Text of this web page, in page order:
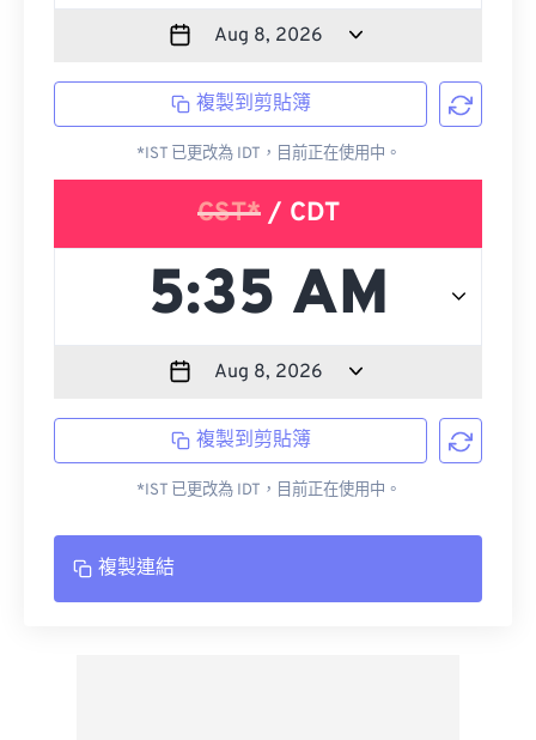
複製到剪貼簿
*IST 已更改為 IDT，目前正在使用中。
CST*/ CDT
複製到剪貼簿
*IST 已更改為 IDT，目前正在使用中。
複製連結